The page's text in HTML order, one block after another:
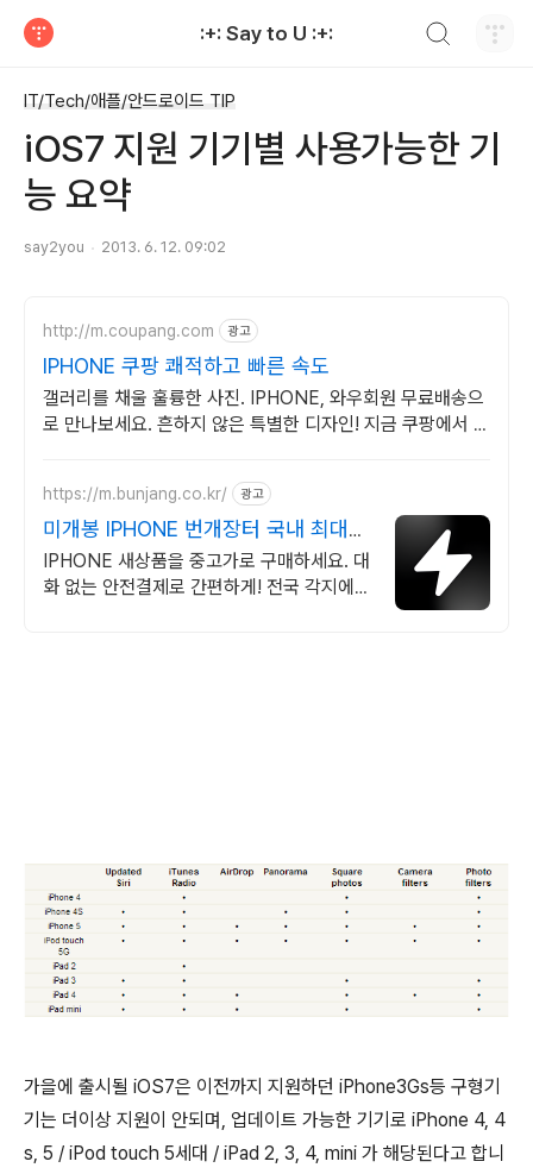
:+: Say to U :+:
IT/Tech/애플/안드로이드 TIP
iOS7 지원 기기별 사용가능한 기
능 요약
say2you 2013. 6. 12. 09:02
http://m.coupang.com 광고
IPHONE 쿠팡 쾌적하고 빠른 속도
갤러리를 채울 훌륭한 사진. IPHONE, 와우회원 무료배송으
로 만나보세요. 흔하지 않은 특별한 디자인! 지금 쿠팡에서 다
https://m.bunjang.co.kr/ 광고
미개봉 IPHONE 번개장터 국내 최대
브랜드 중고거래
IPHONE 새상품을 중고가로 구매하세요. 대
화 없는 안전결제로 간편하게! 전국 각지에서
가을에 출시될 iOS7은 이전까지 지원하던 iPhone3Gs등 구형기
기는 더이상 지원이 안되며, 업데이트 가능한 기기로 iPhone 4, 4
s, 5 / iPod touch 5세대 / iPad 2, 3, 4, mini 가 해당된다고 합니